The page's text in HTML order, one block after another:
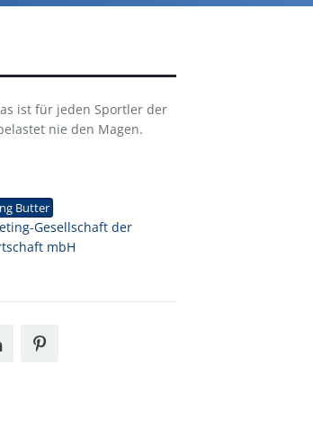
ist für jeden Sportler der
nie den Magen.
Butter
Gesellschaft der
mbH